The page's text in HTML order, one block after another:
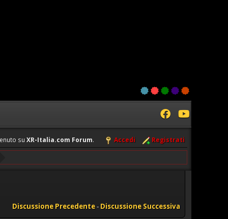
su XR-Italia.com Forum. Accedi Registrati
Discussione Precedente- Discussione Successiva